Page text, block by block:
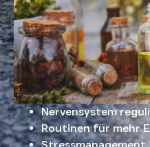
Nervensystem
Routinen für mehr
Stressmanagement